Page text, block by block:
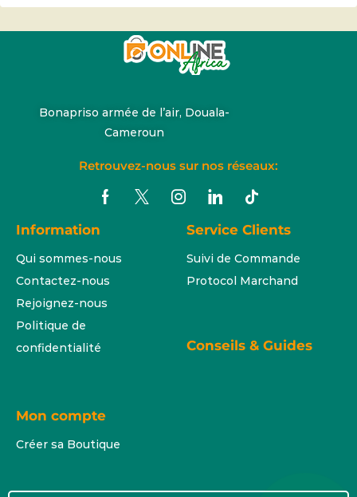
Bonapriso armée de l’air, Douala-
Cameroun
Retrouvez-nous sur nos réseaux:
Information
Qui sommes-nous
Contactez-nous
Rejoignez-nous
Politique de
confidentialité
Service Clients
Suivi de Commande
Protocol Marchand
Conseils & Guides
Mon compte
Créer sa Boutique